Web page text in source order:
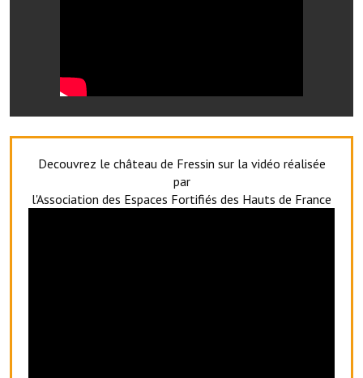
Exploitants agricoles
Artisans
Decouvrez le château de Fressin sur la vidéo réalisée
par
l'Association des Espaces Fortifiés des Hauts de France